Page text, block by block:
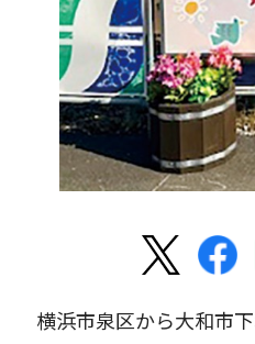
横浜市泉区から大和市